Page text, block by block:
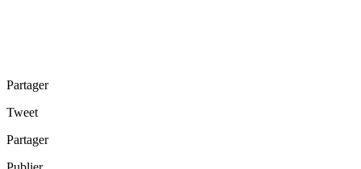
Partager
Tweet
Partager